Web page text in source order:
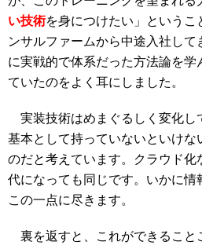
い技術を身につけたい」というこ
ンサルファームから中途入社して
に実戦的で体系だった方法論を学
ていたのをよく耳にしました。
実装技術はめまぐるしく変化し
基本として持っていないといけな
のだと考えています。クラウド化
代になっても同じです。いかに情
この一点に尽きます。
裏を返すと、これができること